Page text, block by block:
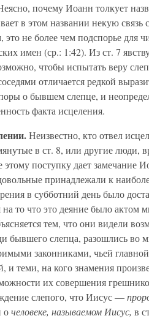
почему Иоанн толкует
в этом названии некую связь
не более чем подспорье для
имен (ср.: 1:42). Из ст. 7
чтобы испытать веру
отличается редкой
о бывшем слепце, и
факта исцеления.
Неизвестно, кто отвел
в ст. 8, или другие люди,
поступку дает замечание
принадлежали к
в субботний день было
то что это деяние было актом
тем, что они видели
бывшего слепца, разошлись во
законниками, чьей
и теми, на кого знамения
их совершения
слепого, что Иисус —
очеловеке, называемом Иисус, в